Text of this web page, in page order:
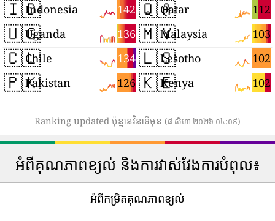
🇮🇩 142
Indonesia
🇺🇬 136
Uganda
🇨🇱 134
Chile
🇵🇰 126
Pakistan
🇶🇦 112
Qatar
🇲🇾 103
Malaysia
🇱🇸 102
Lesotho
🇰🇪 102
Kenya
Ranking updated ប៉ុន្មានវិនាទីមុន (៨ សីហា ២០២៦ ០៤:០៩)
អំពីគុណភាពខ្យល់ និងការវាស់វែងការបំពុល៖
អំពីកម្រិតគុណភាពខ្យល់